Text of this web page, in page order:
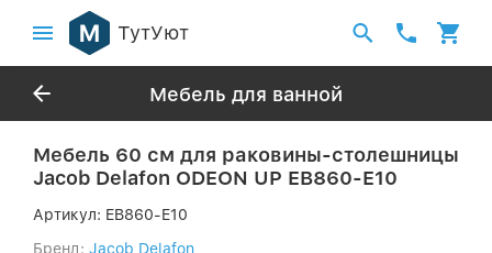
ТутУют
Мебель для ванной
Мебель 60 см для раковины-столешницы
Jacob Delafon ODEON UP EB860-E10
Артикул: EB860-E10
Бренд: Jacob Delafon